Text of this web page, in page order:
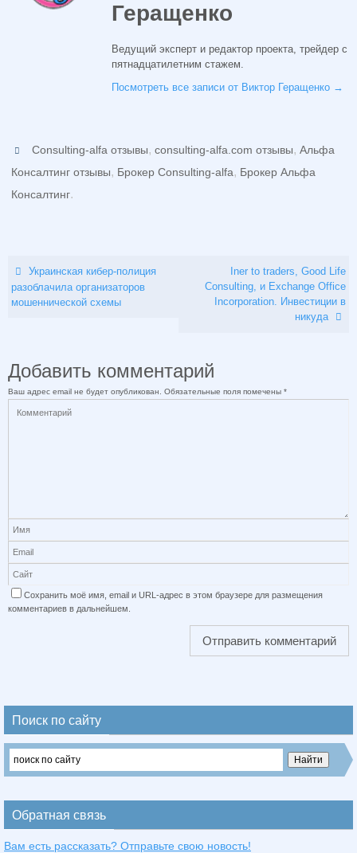
Геращенко
Ведущий эксперт и редактор проекта, трейдер с
пятнадцатилетним стажем.
Посмотреть все записи от Виктор Геращенко →
Consulting-alfa отзывы,consulting-alfa.com отзывы,Альфа
Консалтинг отзывы, Брокер Consulting-alfa, Брокер Альфа
Консалтинг.
Украинская кибер-полиция
разоблачила организаторов
мошеннической схемы
Iner to traders, Good Life
Consulting, и Exchange Office
Incorporation. Инвестиции в
никуда
Добавить комментарий
Ваш адрес email не будет опубликован. Обязательные поля помечены *
Сохранить моё имя, email и URL-адрес в этом браузере для размещения
комментариев в дальнейшем.
Поиск по сайту
Обратная связь
Вам есть рассказать? Отправьте свою новость!